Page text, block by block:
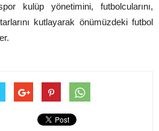
kulüp yönetimini, futbolcularını,
kutlayarak önümüzdeki futbol